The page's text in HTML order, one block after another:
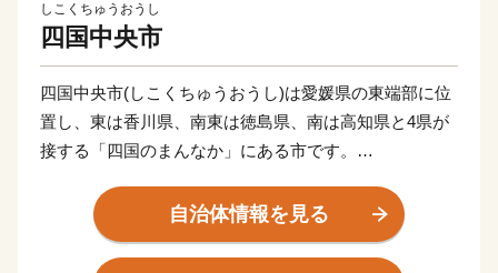
しこくちゅうおうし
四国中央市
四国中央市(しこくちゅうおうし)は愛媛県の東端部に位
置し、東は香川県、南東は徳島県、南は高知県と4県が
接する「四国のまんなか」にある市です。
km、徳島市までは約100 km、大阪市へ約300 km、東京
都まで約800 kmの距離にあります。
自治体情報を見る